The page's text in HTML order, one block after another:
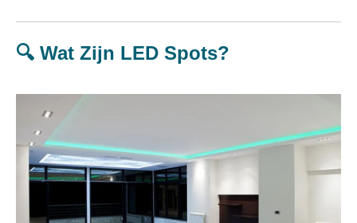
🔍 Wat Zijn LED Spots?